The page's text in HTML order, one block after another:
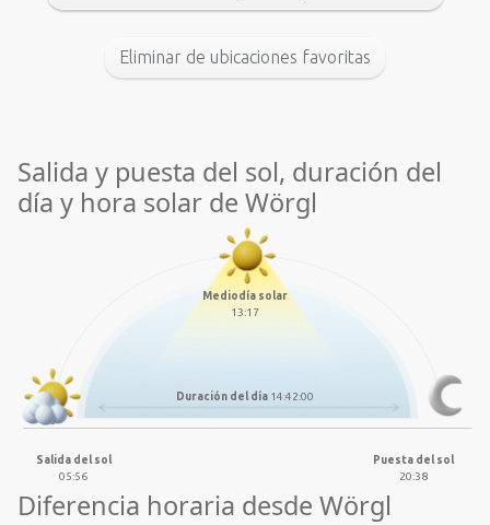
Eliminar de ubicaciones favoritas
Salida y puesta del sol, duración del
día y hora solar de Wörgl
Mediodía solar
13:17
Duración del día 14:42:00
Salida del sol
05:56
Puesta del sol
20:38
Diferencia horaria desde Wörgl